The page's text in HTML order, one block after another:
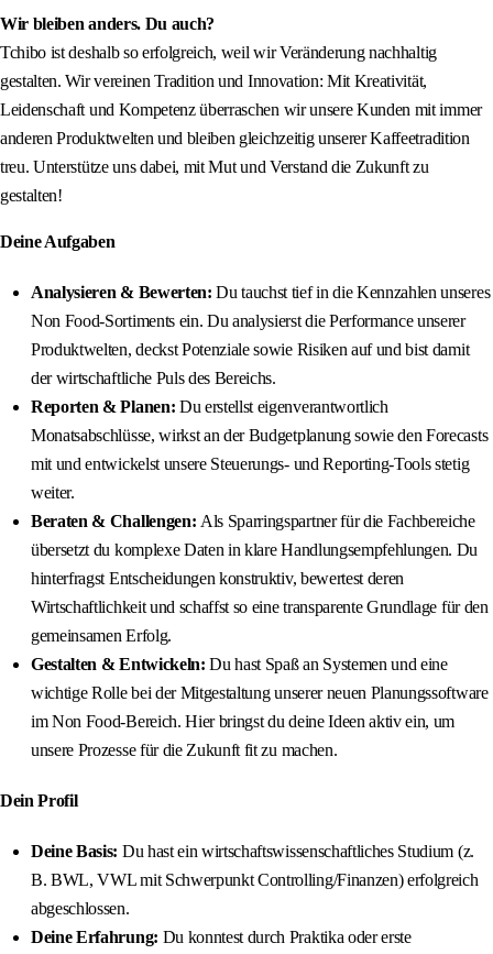
Wir bleiben anders. Du auch?
Tchibo ist deshalb so erfolgreich, weil wir Veränderung nachhaltig
gestalten. Wir vereinen Tradition und Innovation: Mit Kreativität,
Leidenschaft und Kompetenz überraschen wir unsere Kunden mit immer
anderen Produktwelten und bleiben gleichzeitig unserer Kaffeetradition
treu. Unterstütze uns dabei, mit Mut und Verstand die Zukunft zu
gestalten!
Deine Aufgaben
Analysieren & Bewerten:Du tauchst tief in die Kennzahlen unseres
Non Food-Sortiments ein. Du analysierst die Performance unserer
Produktwelten, deckst Potenziale sowie Risiken auf und bist damit
der wirtschaftliche Puls des Bereichs.
Reporten & Planen: Du erstellst eigenverantwortlich
Monatsabschlüsse, wirkst an der Budgetplanung sowie den Forecasts
mit und entwickelst unsere Steuerungs- und Reporting-Tools stetig
weiter.
Beraten & Challengen: Als Sparringspartner für die Fachbereiche
übersetzt du komplexe Daten in klare Handlungsempfehlungen. Du
hinterfragst Entscheidungen konstruktiv, bewertest deren
Wirtschaftlichkeit und schaffst so eine transparente Grundlage für den
gemeinsamen Erfolg.
Gestalten & Entwickeln:Du hast Spaß an Systemen und eine
wichtige Rolle bei der Mitgestaltung unserer neuen Planungssoftware
im Non Food-Bereich. Hier bringst du deine Ideen aktiv ein, um
unsere Prozesse für die Zukunft fit zu machen.
Dein Profil
Deine Basis: Du hast ein wirtschaftswissenschaftliches Studium (z.
B. BWL, VWL mit Schwerpunkt Controlling/Finanzen) erfolgreich
abgeschlossen.
Deine Erfahrung: Du konntest durch Praktika oder erste